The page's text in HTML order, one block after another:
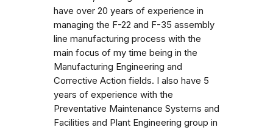
have over 20 years of experience in
managing the F-22 and F-35 assembly
line manufacturing process with the
main focus of my time being in the
Manufacturing Engineering and
Corrective Action fields. I also have 5
years of experience with the
Preventative Maintenance Systems and
Facilities and Plant Engineering group in